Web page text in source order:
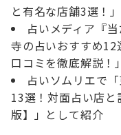
と有名な店舗3選！
占いメディア『
寺の占いおすすめ12
口コミを徹底解説！
占いソムリエで
13選！対面占い店
版】」として紹介